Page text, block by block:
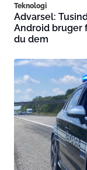
Teknologi
Advarsel:
Android bruger
du dem